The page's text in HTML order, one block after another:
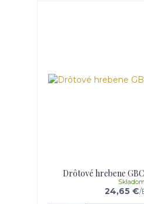
Drôtové hrebene
24,65 €/
Skladom